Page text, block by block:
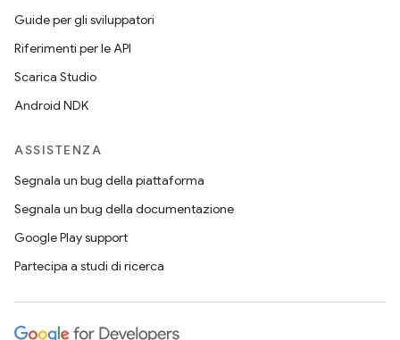
Guide per gli sviluppatori
Riferimenti per le API
Scarica Studio
Android NDK
ASSISTENZA
Segnala un bug della piattaforma
Segnala un bug della documentazione
Google Play support
Partecipa a studi di ricerca